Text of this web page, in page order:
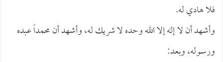
فلا هادي له.
وأشهد أن لا إله إلا الله وحده لا شريك له، وأشهد أن محمداً عبده
ورسوله، وبعد: